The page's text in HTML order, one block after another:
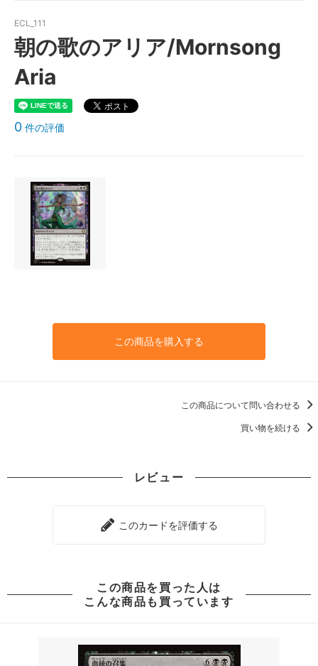
ECL_111
朝の歌のアリア/Mornsong
Aria
0 件の評価
この商品を購入する
この商品について問い合わせる
買い物を続ける
レビュー
このカードを評価する
この商品を買った人は
こんな商品も買っています